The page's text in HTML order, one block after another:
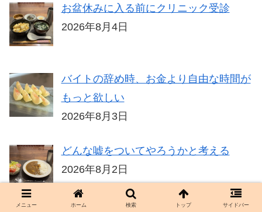
お盆休みに入る前にクリニック受診
2026年8月4日
バイトの辞め時、お金より自由な時間が
もっと欲しい
2026年8月3日
どんな嘘をついてやろうかと考える
2026年8月2日
メニュー ホーム 検索 トップ サイドバー